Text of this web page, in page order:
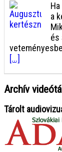
a
és
[...]
Archív
Tárolt